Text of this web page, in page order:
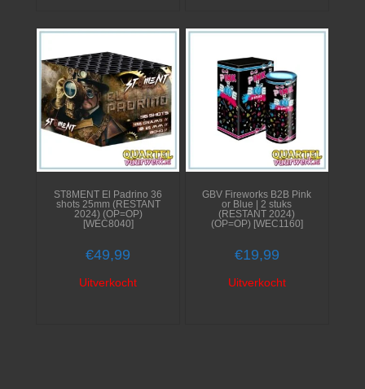
ST8MENT El Padrino 36
shots 25mm (RESTANT
2024) (OP=OP)
[WEC8040]
€49,99
Uitverkocht
GBV Fireworks B2B Pink
or Blue | 2 stuks
(RESTANT 2024)
(OP=OP) [WEC1160]
€19,99
Uitverkocht